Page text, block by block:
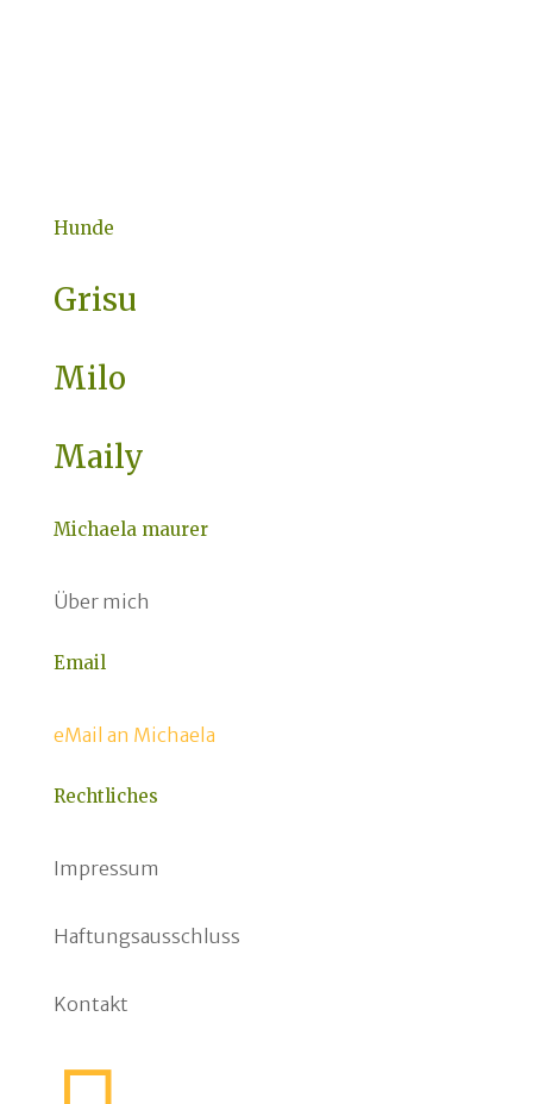
Hunde
Grisu
Milo
Maily
Michaela maurer
Über mich
Email
eMail an Michaela
Rechtliches
Impressum
Haftungsausschluss
Kontakt